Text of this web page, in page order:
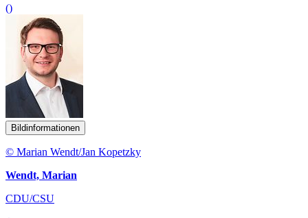
()
Bildinformationen
© Marian Wendt/Jan Kopetzky
Wendt, Marian
CDU/CSU